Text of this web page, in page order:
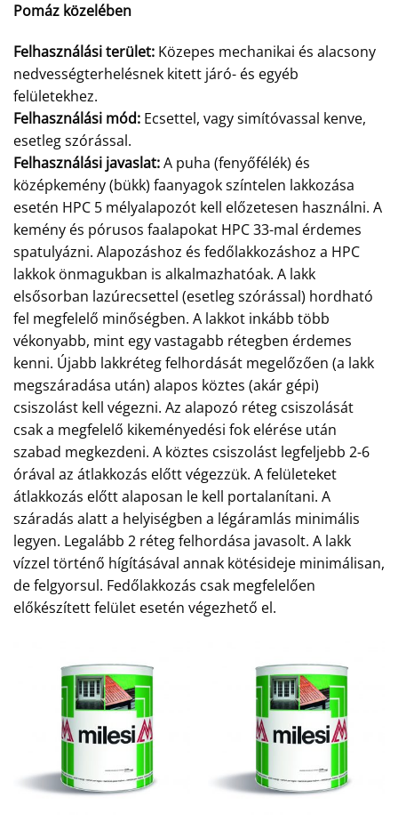
Pomáz közelében
Felhasználási terület: Közepes mechanikai és alacsony
nedvességterhelésnek kitett járó- és egyéb
felületekhez.
Felhasználási mód: Ecsettel, vagy simítóvassal kenve,
esetleg szórással.
Felhasználási javaslat:A puha (fenyőfélék) és
középkemény (bükk) faanyagok színtelen lakkozása
esetén HPC 5 mélyalapozót kell előzetesen használni. A
kemény és pórusos faalapokat HPC 33-mal érdemes
spatulyázni. Alapozáshoz és fedőlakkozáshoz a HPC
lakkok önmagukban is alkalmazhatóak. A lakk
elsősorban lazúrecsettel (esetleg szórással) hordható
fel megfelelő minőségben. A lakkot inkább több
vékonyabb, mint egy vastagabb rétegben érdemes
kenni. Újabb lakkréteg felhordását megelőzően (a lakk
megszáradása után) alapos köztes (akár gépi)
csiszolást kell végezni. Az alapozó réteg csiszolását
csak a megfelelő kikeményedési fok elérése után
szabad megkezdeni. A köztes csiszolást legfeljebb 2-6
órával az átlakkozás előtt végezzük. A felületeket
átlakkozás előtt alaposan le kell portalanítani. A
száradás alatt a helyiségben a légáramlás minimális
legyen. Legalább 2 réteg felhordása javasolt. A lakk
vízzel történő hígításával annak kötésideje minimálisan,
de felgyorsul. Fedőlakkozás csak megfelelően
előkészített felület esetén végezhető el.